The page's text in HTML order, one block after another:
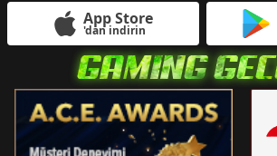
App Store
'dan indirin